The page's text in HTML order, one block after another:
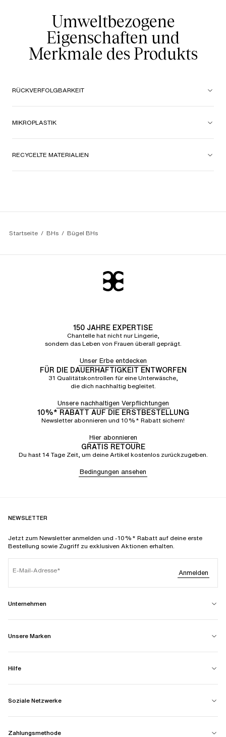
Umweltbezogene
Eigenschaften und
Merkmale des Produkts
RÜCKVERFOLGBARKEIT
MIKROPLASTIK
RECYCELTE MATERIALIEN
Startseite BHs Bügel BHs
150 JAHRE EXPERTISE
Chantelle hat nicht nur Lingerie,
sondern das Leben von Frauen überall geprägt.
Unser Erbe entdecken
FÜR DIE DAUERHAFTIGKEIT ENTWORFEN
31 Qualitätskontrollen für eine Unterwäsche,
die dich nachhaltig begleitet.
Unsere nachhaltigen Verpflichtungen
10%* RABATT AUF DIE ERSTBESTELLUNG
Newsletter abonnieren und 10%* Rabatt sichern!
Hier abonnieren
GRATIS RETOURE
Du hast 14 Tage Zeit, um deine Artikel kostenlos zurückzugeben.
Bedingungen ansehen
NEWSLETTER
Jetzt zum Newsletter anmelden und -10%* Rabatt auf deine erste
Bestellung sowie Zugriff zu exklusiven Aktionen erhalten.
E-Mail-Adresse Anmelden
Unternehmen
Unsere Marken
Hilfe
Soziale Netzwerke
Zahlungsmethode